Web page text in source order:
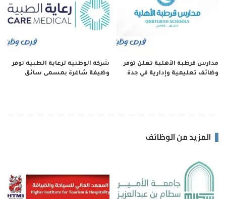
مدارس قرطبة الأهلية تعلن توفر
وظائف تعليمية وإدارية في جدة
شركة الوطنية لرعاية الطبية توفر
وظيفة شاغرة بمسمى سائق
المزيد من الوظائف